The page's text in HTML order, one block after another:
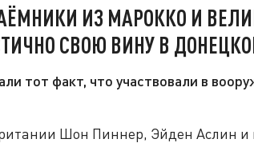
ИЗ МАРОККО И
СВОЮ ВИНУ В
тот факт, что участвовали в
Шон Пиннер, Эйден Аслин